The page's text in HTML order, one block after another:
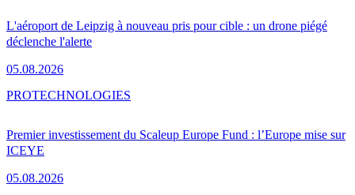
L'aéroport de Leipzig à nouveau pris pour cible : un drone piégé
déclenche l'alerte
05.08.2026
Premier investissement du Scaleup Europe Fund : l’Europe mise sur
ICEYE
05.08.2026
PROTECHNOLOGIES